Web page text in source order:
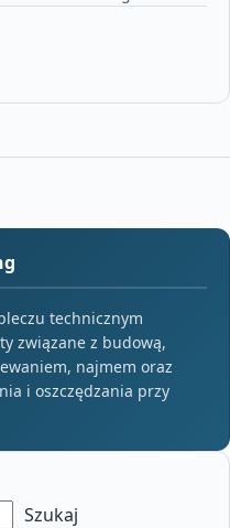
technicznym
związane z budową,
najmem oraz
i oszczędzania przy
Szukaj